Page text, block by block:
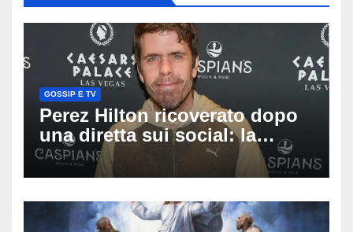
GOSSIP E TV
Perez Hilton ricoverato dopo
una diretta sui social: la
famiglia rompe il silenzio
sulle sue condizioni